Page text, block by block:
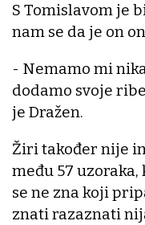
S Tomislavom je
nam se da je on
- Nemamo mi
dodamo svoje
je Dražen.
Žiri također nije
među 57
se ne zna koji
znati razaznati